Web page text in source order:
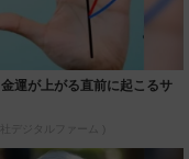
金運が上がる直前に起こるサ
デジタルファーム )